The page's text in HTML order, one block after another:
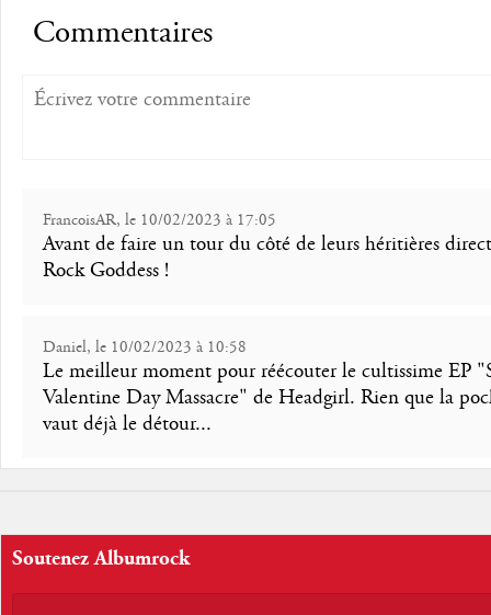
Commentaires
FrancoisAR, le 10/02/2023 à 17:05
Avant de faire un tour du côté de leurs héritières
Rock Goddess !
Daniel, le 10/02/2023 à 10:58
Le meilleur moment pour réécouter le cultissime EP
Valentine Day Massacre" de Headgirl. Rien que la
vaut déjà le détour...
Soutenez Albumrock